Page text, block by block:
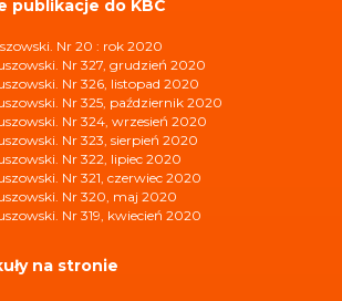
publikacje do KBC
Nr 20 : rok 2020
Nr 327, grudzień 2020
Nr 326, listopad 2020
Nr 325, październik 2020
Nr 324, wrzesień 2020
Nr 323, sierpień 2020
Nr 322, lipiec 2020
Nr 321, czerwiec 2020
Nr 320, maj 2020
Nr 319, kwiecień 2020
na stronie